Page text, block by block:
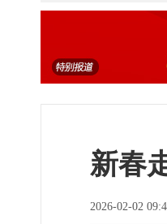
新春
2026-02-02